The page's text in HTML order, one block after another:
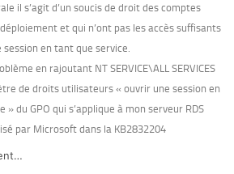
il s’agit d’un soucis de droit des comptes
et qui n’ont pas les accès suffisants
en tant que service.
en rajoutant NT SERVICE\ALL SERVICES
de droits utilisateurs « ouvrir une session en
» du GPO qui s’applique à mon serveur RDS
par Microsoft dans la KB2832204